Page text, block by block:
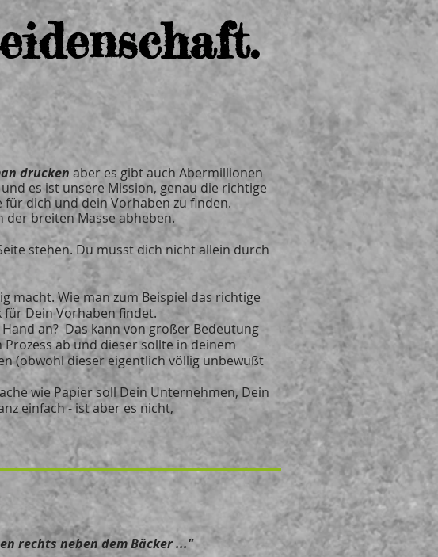
drucken aber es gibt auch Abermillionen
es ist unsere Mission, genau die richtige
dich und dein Vorhaben zu finden.
der breiten Masse abheben.
stehen. Du musst dich nicht allein durch
macht. Wie man zum Beispiel das richtige
Dein Vorhaben findet.
an? Das kann von großer Bedeutung
ab und dieser sollte in deinem
(obwohl dieser eigentlich völlig unbewußt
wie Papier soll Dein Unternehmen, Dein
einfach - ist aber es nicht,
rechts neben dem Bäcker ..."